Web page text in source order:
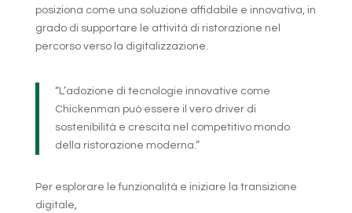
posiziona come una soluzione affidabile e innovativa, in
grado di supportare le attività di ristorazione nel
percorso verso la digitalizzazione.
“L’adozione di tecnologie innovative come
Chickenman può essere il vero driver di
sostenibilità e crescita nel competitivo mondo
della ristorazione moderna.”
Per esplorare le funzionalità e iniziare la transizione
digitale,